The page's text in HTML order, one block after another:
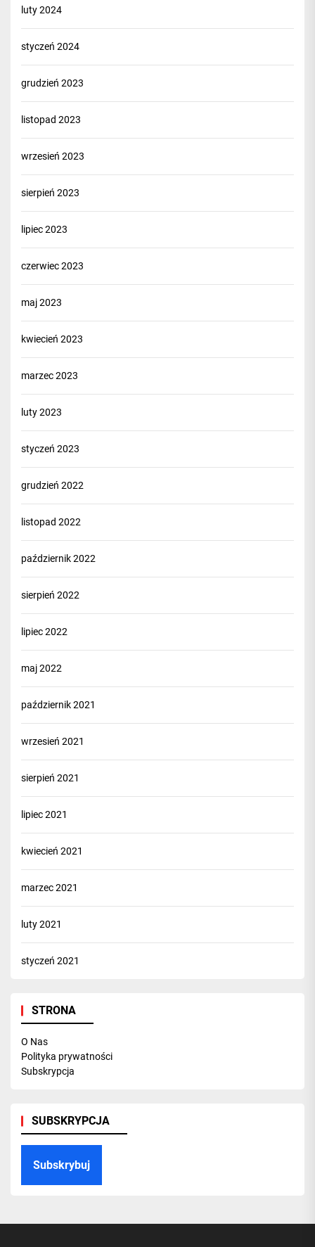
luty 2024
styczeń 2024
grudzień 2023
listopad 2023
wrzesień 2023
sierpień 2023
lipiec 2023
czerwiec 2023
maj 2023
kwiecień 2023
marzec 2023
luty 2023
styczeń 2023
grudzień 2022
listopad 2022
październik 2022
sierpień 2022
lipiec 2022
maj 2022
październik 2021
wrzesień 2021
sierpień 2021
lipiec 2021
kwiecień 2021
marzec 2021
luty 2021
styczeń 2021
STRONA
O Nas
Polityka prywatności
Subskrypcja
SUBSKRYPCJA
Subskrybuj